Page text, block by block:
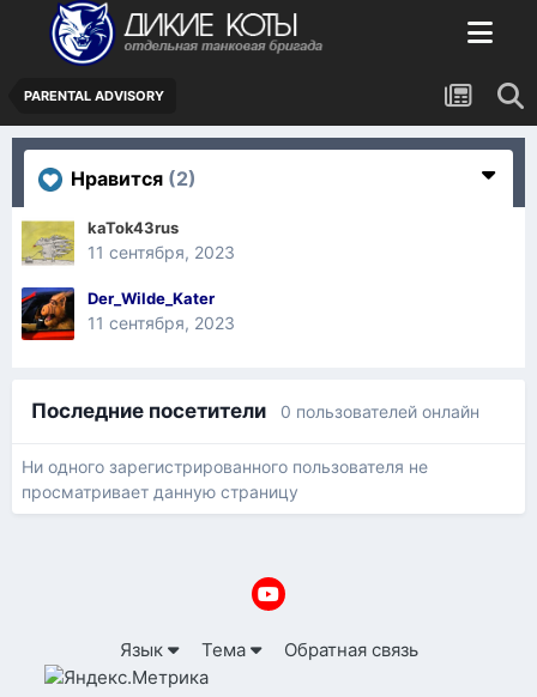
PARENTAL ADVISORY
Нравится (2)
kaTok43rus
11 сентября, 2023
Der_Wilde_Kater
11 сентября, 2023
Последние посетители 0 пользователей онлайн
Ни одного зарегистрированного пользователя не
просматривает данную страницу
Язык Тема Обратная связь